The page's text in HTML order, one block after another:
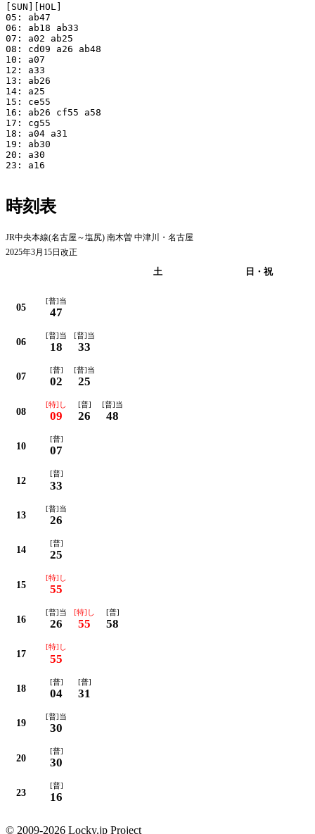
[SUN][HOL]
05: ab47
06: ab18 ab33
07: a02 ab25
08: cd09 a26 ab48
10: a07
12: a33
13: ab26
14: a25
15: ce55
16: ab26 cf55 a58
17: cg55
18: a04 a31
19: ab30
20: a30
23: a16
時刻表
JR中央本線(名古屋～塩尻) 南木曽 中津川・名古屋
2025年3月15日改正
土 日・祝
05
[普]当
47
06
[普]当
18
[普]当
33
07
[普]
02
[普]当
25
08
[特]し
09
[普]
26
[普]当
48
10
[普]
07
12
[普]
33
13
[普]当
26
14
[普]
25
15
[特]し
55
16
[普]当
26
[特]し
55
[普]
58
17
[特]し
55
18
[普]
04
[普]
31
19
[普]当
30
20
[普]
30
23
[普]
16
© 2009-2026 Locky.jp Project